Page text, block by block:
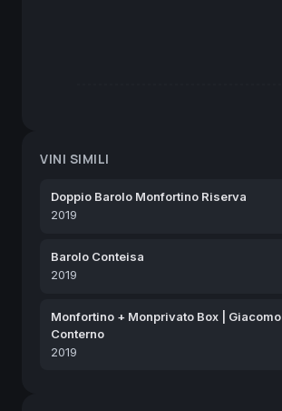
VINI SIMILI
Doppio Barolo Monfortino Riserva
2019
Barolo Conteisa
2019
Monfortino + Monprivato Box | Giacomo
Conterno
2019